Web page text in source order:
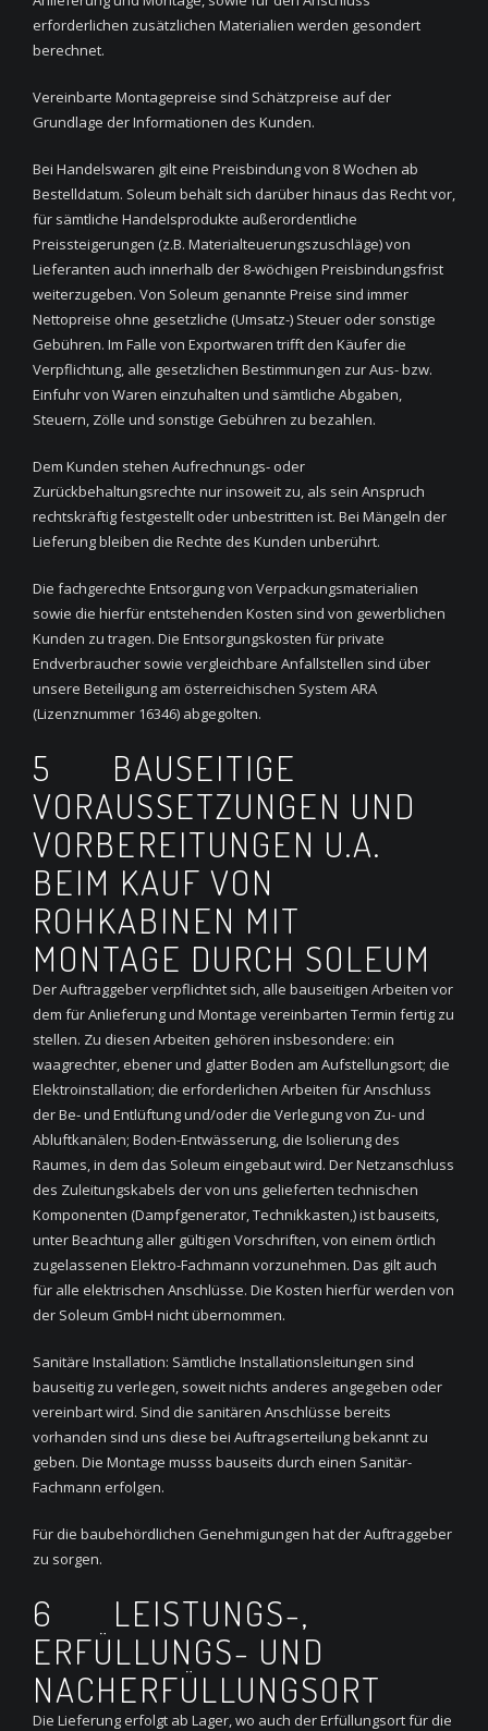
erforderlichen zusätzlichen Materialien werden gesondert
berechnet.
Vereinbarte Montagepreise sind Schätzpreise auf der
Grundlage der Informationen des Kunden.
Bei Handelswaren gilt eine Preisbindung von 8 Wochen ab
Bestelldatum. Soleum behält sich darüber hinaus das Recht vor,
für sämtliche Handelsprodukte außerordentliche
Preissteigerungen (z.B. Materialteuerungszuschläge) von
Lieferanten auch innerhalb der 8-wöchigen Preisbindungsfrist
weiterzugeben. Von Soleum genannte Preise sind immer
Nettopreise ohne gesetzliche (Umsatz-) Steuer oder sonstige
Gebühren. Im Falle von Exportwaren trifft den Käufer die
Verpflichtung, alle gesetzlichen Bestimmungen zur Aus- bzw.
Einfuhr von Waren einzuhalten und sämtliche Abgaben,
Steuern, Zölle und sonstige Gebühren zu bezahlen.
Dem Kunden stehen Aufrechnungs- oder
Zurückbehaltungsrechte nur insoweit zu, als sein Anspruch
rechtskräftig festgestellt oder unbestritten ist. Bei Mängeln der
Lieferung bleiben die Rechte des Kunden unberührt.
Die fachgerechte Entsorgung von Verpackungsmaterialien
sowie die hierfür entstehenden Kosten sind von gewerblichen
Kunden zu tragen. Die Entsorgungskosten für private
Endverbraucher sowie vergleichbare Anfallstellen sind über
unsere Beteiligung am österreichischen System ARA
(Lizenznummer 16346) abgegolten.
5 BAUSEITIGE
VORAUSSETZUNGEN UND
VORBEREITUNGEN U.A.
BEIM KAUF VON
ROHKABINEN MIT
MONTAGE DURCH SOLEUM
Der Auftraggeber verpflichtet sich, alle bauseitigen Arbeiten vor
dem für Anlieferung und Montage vereinbarten Termin fertig zu
stellen. Zu diesen Arbeiten gehören insbesondere: ein
waagrechter, ebener und glatter Boden am Aufstellungsort; die
Elektroinstallation; die erforderlichen Arbeiten für Anschluss
der Be- und Entlüftung und/oder die Verlegung von Zu- und
Abluftkanälen; Boden-Entwässerung, die Isolierung des
Raumes, in dem das Soleum eingebaut wird. Der Netzanschluss
des Zuleitungskabels der von uns gelieferten technischen
Komponenten (Dampfgenerator, Technikkasten,) ist bauseits,
unter Beachtung aller gültigen Vorschriften, von einem örtlich
zugelassenen Elektro-Fachmann vorzunehmen. Das gilt auch
für alle elektrischen Anschlüsse. Die Kosten hierfür werden von
der Soleum GmbH nicht übernommen.
Sanitäre Installation: Sämtliche Installationsleitungen sind
bauseitig zu verlegen, soweit nichts anderes angegeben oder
vereinbart wird. Sind die sanitären Anschlüsse bereits
vorhanden sind uns diese bei Auftragserteilung bekannt zu
geben. Die Montage musss bauseits durch einen Sanitär-
Fachmann erfolgen.
Für die baubehördlichen Genehmigungen hat der Auftraggeber
zu sorgen.
6 LEISTUNGS-,
ERFÜLLUNGS- UND
NACHERFÜLLUNGSORT
Die Lieferung erfolgt ab Lager, wo auch der Erfüllungsort für die